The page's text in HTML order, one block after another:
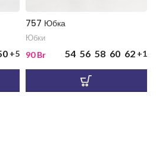
+5
757 Юбка
Юбки
90Br 54 56 58 60 62 +1